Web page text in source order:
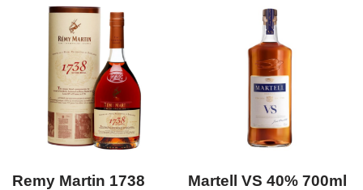
Remy Martin 1738
Martell VS 40% 700ml